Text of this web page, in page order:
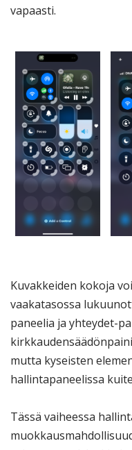
vapaasti.
Kuvakkeiden kokoja
vaakatasossa
paneelia ja yhteydet-
mutta kyseisten
hallintapaneelissa
Tässä vaiheessa